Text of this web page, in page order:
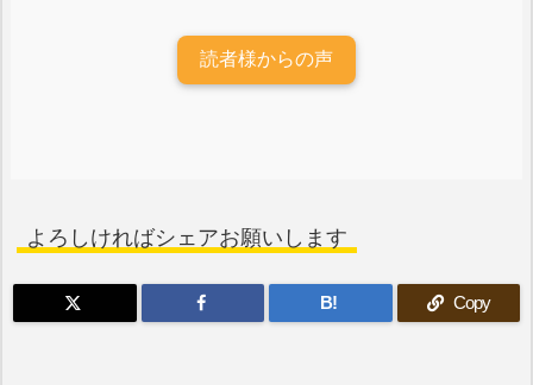
読者様からの声
よろしければシェアお願いします
B! Copy